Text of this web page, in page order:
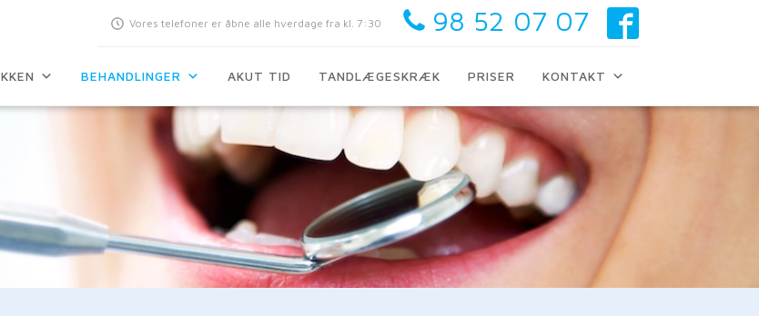
Vores telefoner er åbne alle hverdage fra kl. 7:30 98 52 07 07
BEHANDLINGER AKUT TID TANDLÆGESKRÆK PRISER KONTAKT